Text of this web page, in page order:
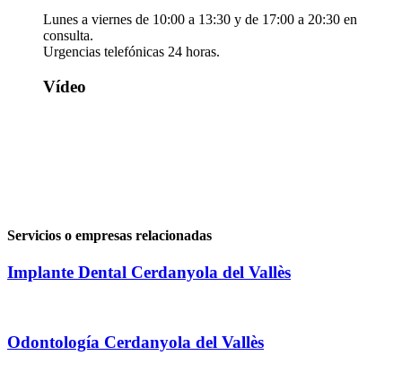
Lunes a viernes de 10:00 a 13:30 y de 17:00 a 20:30 en
consulta.
Urgencias telefónicas 24 horas.
Vídeo
Servicios o empresas relacionadas
Implante Dental Cerdanyola del Vallès
Odontología Cerdanyola del Vallès